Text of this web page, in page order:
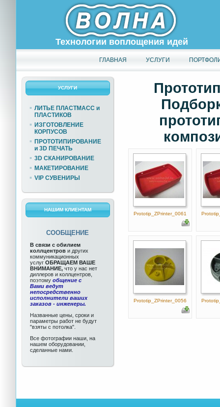
Технологии воплощения идей
ГЛАВНАЯ УСЛУГИ
УСЛУГИ
ЛИТЬЕ ПЛАСТМАСС и
ПЛАСТИКОВ
ИЗГОТОВЛЕНИЕ
КОРПУСОВ
ПРОТОТИПИРОВАНИЕ
и 3D ПЕЧАТЬ
3D СКАНИРОВАНИЕ
МАКЕТИРОВАНИЕ
VIP СУВЕНИРЫ
НАШИМ КЛИЕНТАМ
СООБЩЕНИЕ
В связи с обилием
коллцентров и других
коммуникационных
услуг ОБРАЩАЕМ ВАШЕ
ВНИМАНИЕ, что у нас нет
диллеров и коллцентров,
поэтому общение с
Вами ведут
непосредственно
исполнители ваших
заказов - инженеры.
Названные цены, сроки и
параметры работ не будут
"взяты с потолка".
Все фотографии наши, на
нашем оборудовании,
сделанные нами.
Prototip_ZPrinter_0061
Prototip_ZPrinter_0056